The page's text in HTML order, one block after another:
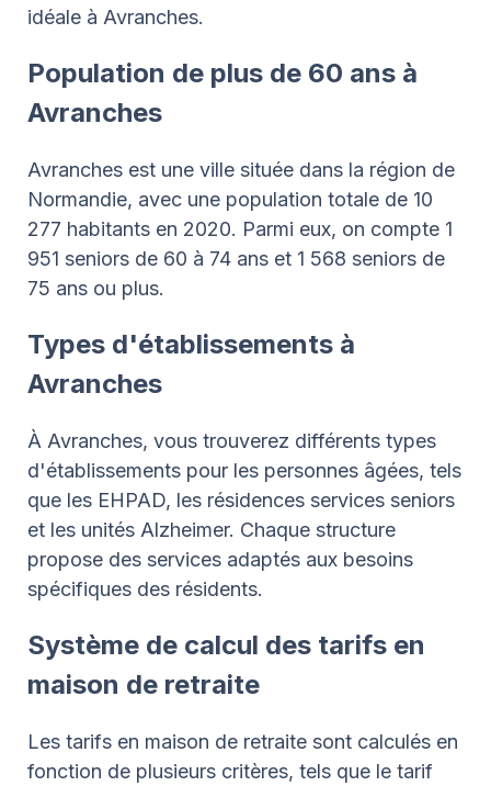
idéale à Avranches.
Population de plus de 60 ans à
Avranches
Avranches est une ville située dans la région de
Normandie, avec une population totale de 10
277 habitants en 2020. Parmi eux, on compte 1
951 seniors de 60 à 74 ans et 1 568 seniors de
75 ans ou plus.
Types d'établissements à
Avranches
À Avranches, vous trouverez différents types
d'établissements pour les personnes âgées, tels
que les EHPAD, les résidences services seniors
et les unités Alzheimer. Chaque structure
propose des services adaptés aux besoins
spécifiques des résidents.
Système de calcul des tarifs en
maison de retraite
Les tarifs en maison de retraite sont calculés en
fonction de plusieurs critères, tels que le tarif